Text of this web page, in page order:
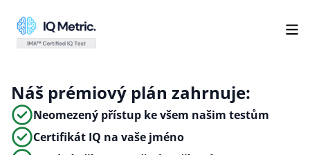
Náš prémiový plán zahrnuje:
Neomezený přístup ke všem našim testům
Certifikát IQ na vaše jméno